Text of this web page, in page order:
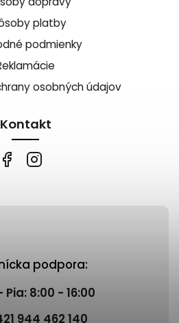
podpora:
Pia: 8:00 - 16:00
944 462 140
platby
podmienky
osobných údajov
Kontakt